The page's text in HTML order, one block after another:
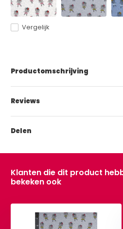
Vergelijk
Productomschrijving
Reviews
Delen
Klanten die dit product
bekeken ook